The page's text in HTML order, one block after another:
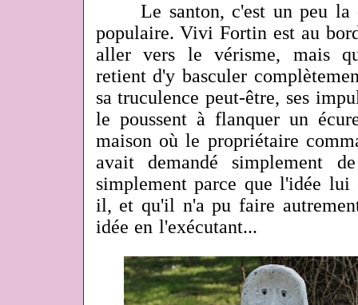
Le santon, c'est un peu la
populaire. Vivi Fortin est au
aller vers le vérisme, mais
retient d'y basculer
sa truculence peut-être, ses
le poussent à flanquer un
maison où le propriétaire
avait demandé simplement
simplement parce que l'idée
il, et qu'il n'a pu faire
idée en l'exécutant...